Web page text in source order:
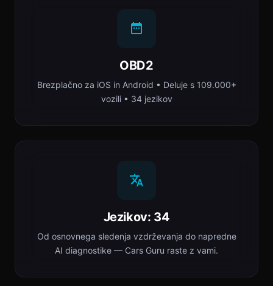
OBD2
Brezplačno za iOS in Android • Deluje s 109.000+
vozili • 34 jezikov
Jezikov: 34
Od osnovnega sledenja vzdrževanja do napredne
AI diagnostike — Cars Guru raste z vami.